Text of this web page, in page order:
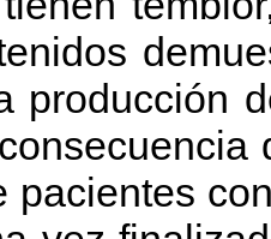
producción
pacientes